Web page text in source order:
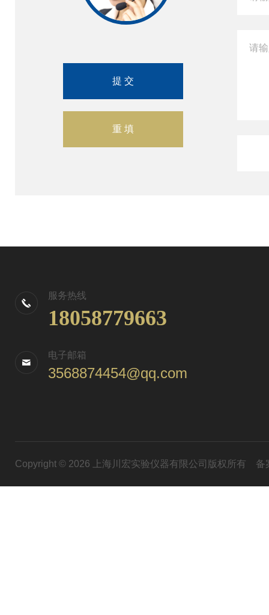
服务热线
18058779663
电子邮箱
3568874454@qq.com
Copyright © 2026 上海川宏实验仪器有限公司版权所有 备